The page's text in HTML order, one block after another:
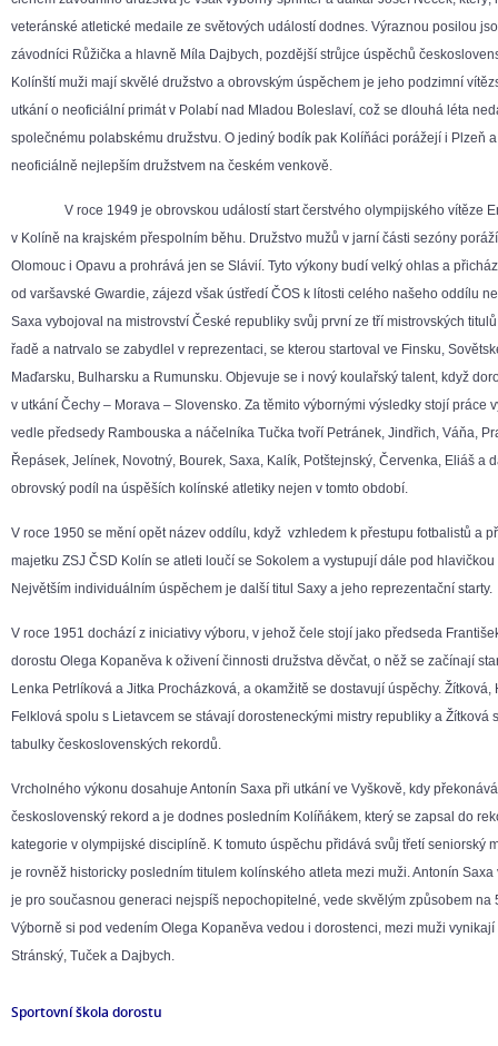
veteránské atletické medaile ze světových událostí dodnes. Výraznou posilou
závodníci Růžička a hlavně Míla Dajbych, pozdější strůjce úspěchů
Kolínští muži mají skvělé družstvo a obrovským úspěchem je jeho podzimní
utkání o neoficiální primát v Polabí nad Mladou Boleslaví, což se dlouhá léta
společnému polabskému družstvu. O jediný bodík pak Kolíňáci porážejí i Plzeň
neoficiálně nejlepším družstvem na českém venkově.
V roce 1949 je obrovskou událostí start čerstvého olympijského vítěze
v Kolíně na krajském přespolním běhu. Družstvo mužů v jarní části sezóny
Olomouc i Opavu a prohrává jen se Slávií. Tyto výkony budí velký ohlas a
od varšavské Gwardie, zájezd však ústředí ČOS k lítosti celého našeho oddílu
Saxa vybojoval na mistrovství České republiky svůj první ze tří mistrovských
řadě a natrvalo se zabydlel v reprezentaci, se kterou startoval ve Finsku,
Maďarsku, Bulharsku a Rumunsku. Objevuje se i nový koulařský talent, když
v utkání Čechy – Morava – Slovensko. Za těmito výbornými výsledky stojí práce
vedle předsedy Rambouska a náčelníka Tučka tvoří Petránek, Jindřich, Váňa,
Řepásek, Jelínek, Novotný, Bourek, Saxa, Kalík, Potštejnský, Červenka, Eliáš a
obrovský podíl na úspěších kolínské atletiky nejen v tomto období.
V roce 1950 se mění opět název oddílu, když vzhledem k přestupu fotbalistů a
majetku ZSJ ČSD Kolín se atleti loučí se Sokolem a vystupují dále pod
Největším individuálním úspěchem je další titul Saxy a jeho reprezentační starty.
V roce 1951 dochází z iniciativy výboru, v jehož čele stojí jako předseda
dorostu Olega Kopaněva k oživení činnosti družstva děvčat, o něž se začínají
Lenka Petrlíková a Jitka Procházková, a okamžitě se dostavují úspěchy. Žítková,
Felklová spolu s Lietavcem se stávají dorosteneckými mistry republiky a Žítková
tabulky československých rekordů.
Vrcholného výkonu dosahuje Antonín Saxa při utkání ve Vyškově, kdy
československý rekord a je dodnes posledním Kolíňákem, který se zapsal do
kategorie v olympijské disciplíně. K tomuto úspěchu přidává svůj třetí seniorský
je rovněž historicky posledním titulem kolínského atleta mezi muži. Antonín Saxa
je pro současnou generaci nejspíš nepochopitelné, vede skvělým způsobem na
Výborně si pod vedením Olega Kopaněva vedou i dorostenci, mezi muži
Stránský, Tuček a Dajbych.
Sportovní škola dorostu